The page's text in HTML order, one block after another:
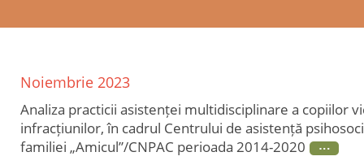
Noiembrie 2023
Analiza practicii asistenței multidisciplinare a copiilor
infracțiunilor, în cadrul Centrului de asistență
familiei „Amicul”/CNPAC perioada 2014-2020